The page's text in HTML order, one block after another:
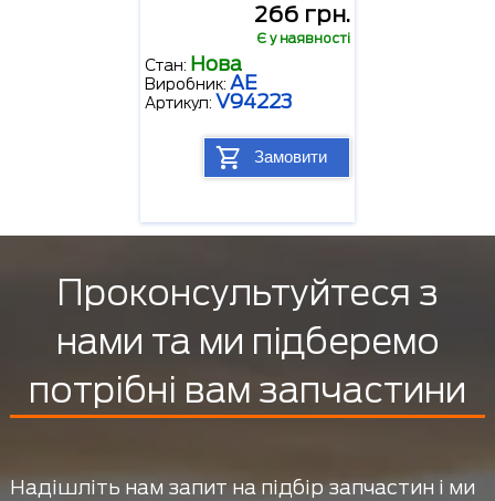
266 грн.
Є у наявності
Стан: Нова
Виробник: AE
Артикул: V94223
Замовити
Проконсультуйтеся з
нами та ми підберемо
потрібні вам запчастини
Надішліть нам запит на підбір запчастин і ми